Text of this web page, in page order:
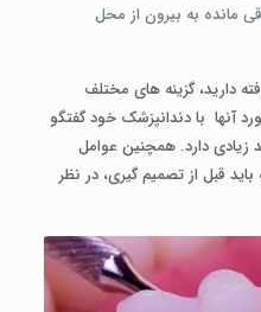
مانده به بیرون از محل
دارید، گزینه­ های مختلف
آنها با دندانپزشک خود گفتگو
زیادی دارد. همچنین عوامل
قبل از تصمیم­ گیری، در نظر